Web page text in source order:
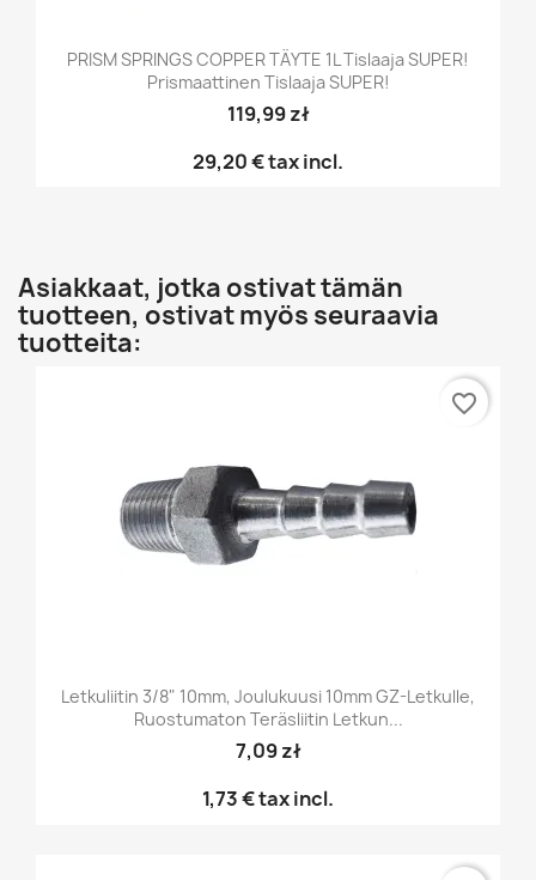
PRISM SPRINGS COPPER TÄYTE 1L Tislaaja SUPER!
Prismaattinen Tislaaja SUPER!
119,99 zł
29,20 €tax incl.
Asiakkaat, jotka ostivat tämän
tuotteen, ostivat myös seuraavia
tuotteita:
Letkuliitin 3/8" 10mm, Joulukuusi 10mm GZ-Letkulle,
Ruostumaton Teräsliitin Letkun...
7,09 zł
1,73 €tax incl.
favorite_border